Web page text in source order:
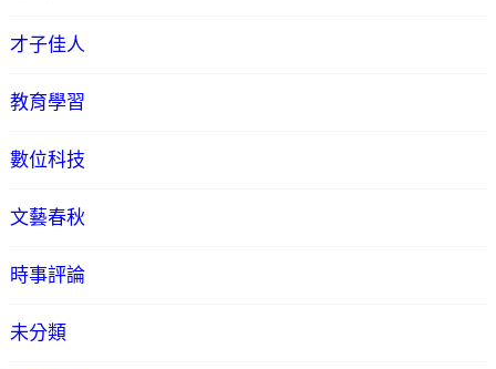
才子佳人
教育學習
數位科技
文藝春秋
時事評論
未分類